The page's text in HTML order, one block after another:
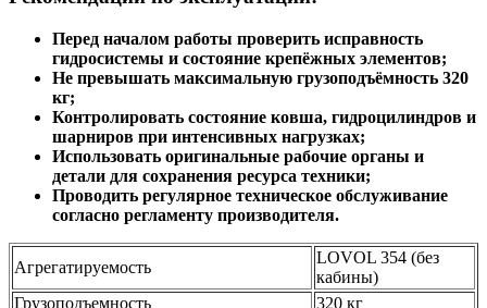
Перед началом работы проверить исправность
гидросистемы и состояние крепёжных элементов;
Не превышать максимальную грузоподъёмность 320
кг;
Контролировать состояние ковша, гидроцилиндров и
шарниров при интенсивных нагрузках;
Использовать оригинальные рабочие органы и
детали для сохранения ресурса техники;
Проводить регулярное техническое обслуживание
Агрегатируемость
LOVOL 354 (без
кабины)